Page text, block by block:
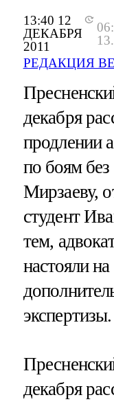
13:40 12
ДЕКАБРЯ
2011
РЕДАКЦИЯ
декабря
продлении
по боям
Мирзаеву,
студент
тем,
настояли
экспертизы.
декабря